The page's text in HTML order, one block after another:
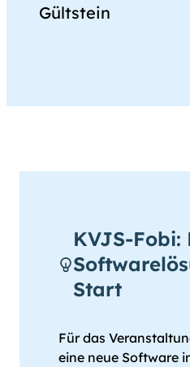
Gültstein
KVJS-Fobi:
Start
Für das
eine neue Software